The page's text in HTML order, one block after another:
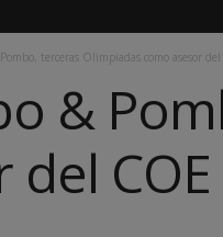
terceras Olimpiadas como asesor del
&
COE